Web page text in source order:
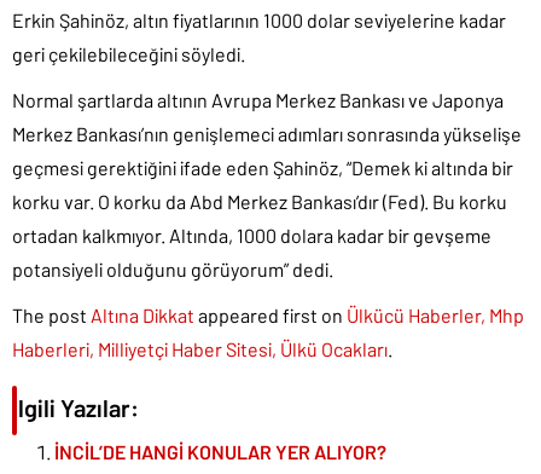
Erkin Şahinöz, altın fiyatlarının 1000 dolar seviyelerine kadar
geri çekilebileceğini söyledi.
Normal şartlarda altının Avrupa Merkez Bankası ve Japonya
Merkez Bankası’nın genişlemeci adımları sonrasında yükselişe
geçmesi gerektiğini ifade eden Şahinöz, “Demek ki altında bir
korku var. O korku da Abd Merkez Bankası’dır (Fed). Bu korku
ortadan kalkmıyor. Altında, 1000 dolara kadar bir gevşeme
potansiyeli olduğunu görüyorum” dedi.
The post Altına Dikkat appeared first on Ülkücü Haberler, Mhp
Haberleri, Milliyetçi Haber Sitesi, Ülkü Ocakları.
İlgili Yazılar:
İNCİL’DE HANGİ KONULAR YER ALIYOR?